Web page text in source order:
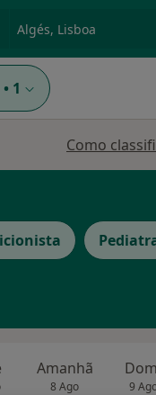
p. ex. Lisboa
• 1
Como
Amanhã
8 Ago 9